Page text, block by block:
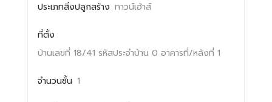
ประเภทสิ่งปลูกสร้าง ทาวน์เฮ้าส์
ที่ตั้ง
บ้านเลขที่ 18/41 รหัสประจำบ้าน 0 อาคารที่/หลังที่ 1
จำนวนชั้น 1